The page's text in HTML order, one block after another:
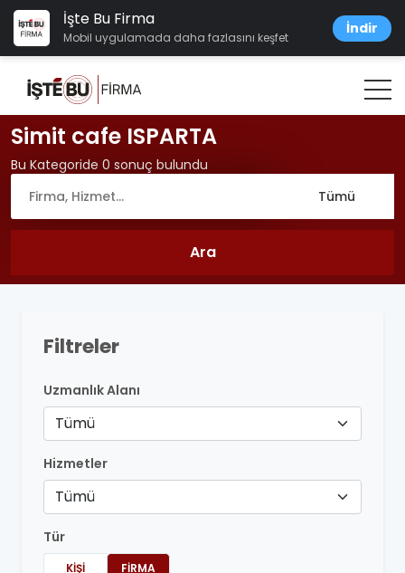
İşte Bu Firma
Mobil uygulamada daha fazlasını keşfet
İndir
Simit cafe ISPARTA
Bu Kategoride 0 sonuç bulundu
Filtreler
Uzmanlık Alanı
Tümü
Hizmetler
Tümü
Tür
KIŞI FIRMA